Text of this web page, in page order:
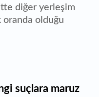
diğer yerleşim
olduğu
suçlara maruz